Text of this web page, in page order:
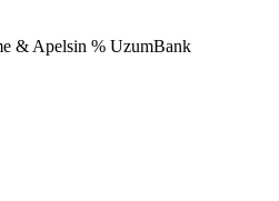
& Apelsin % UzumBank